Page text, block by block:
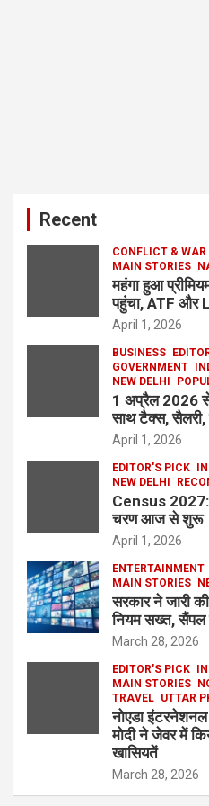
Recent
CONFLICT & WAR
MAIN STORIES
महंगा हुआ
पहुंचा, ATF और
April 1, 2026
BUSINESS
GOVERNMENT
NEW DELHI
1 अप्रैल 2026 से
साथ टैक्स, सैलरी,
April 1, 2026
EDITOR'S PICK
NEW DELHI
Census 2027:
चरण आज से शुरू
April 1, 2026
ENTERTAINMENT
MAIN STORIES
सरकार ने जारी
नियम सख्त, सैंपल
March 28, 2026
EDITOR'S PICK
MAIN STORIES
TRAVEL UTTAR
नोएडा इंटरनेशनल
मोदी ने जेवर में
खासियतें
March 28, 2026